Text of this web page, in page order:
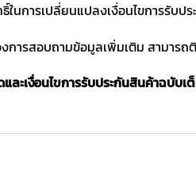
นการเปลี่ยนแปลงเงื่อนไขการรับป
ารสอบถามข้อมูลเพิ่มเติม สามารถติ
ละเงื่อนไขการรับประกันสินค้าฉบับเ